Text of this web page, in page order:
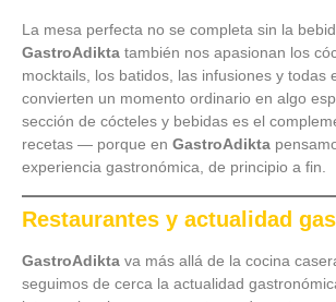
La mesa perfecta no se completa sin la
GastroAdikta también nos apasionan los
mocktails, los batidos, las infusiones y todas
convierten un momento ordinario en algo
sección de cócteles y bebidas es el
recetas — porque en GastroAdikta
experiencia gastronómica, de principio a fin.
Restaurantes y actualidad
GastroAdikta va más allá de la cocina
seguimos de cerca la actualidad